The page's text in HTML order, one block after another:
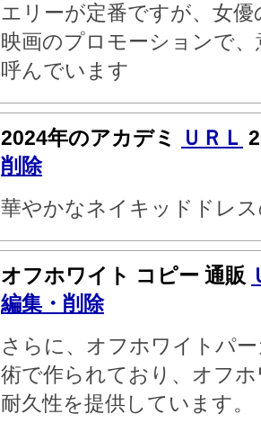
エリーが定番ですが、女
映画のプロモーションで
呼んでいます
2024年のアカデミ ＵＲＬ
削除
華やかなネイキッドドレ
オフホワイト コピー 通販
編集・削除
さらに、オフホワイトパ
術で作られており、オフ
耐久性を提供しています。